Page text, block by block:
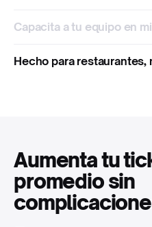
Capacita a tu equipo en
Hecho para restaurantes,
Aumenta tu
promedio sin